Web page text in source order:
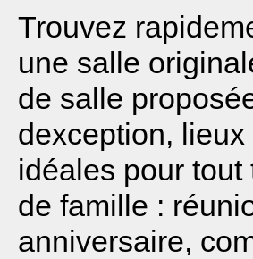
Trouvez
une salle
de salle
dexception,
idéales pour
de famille :
anniversaire,